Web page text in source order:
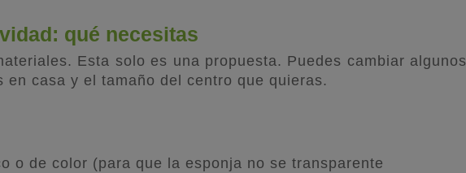
qué necesitas
Esta solo es una propuesta. Puedes cambiar algunos
casa y el tamaño del centro que quieras.
o de color (para que la esponja no se transparente